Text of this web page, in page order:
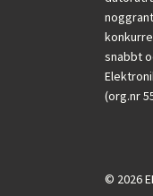
snabbt
(org.nr
© 2026